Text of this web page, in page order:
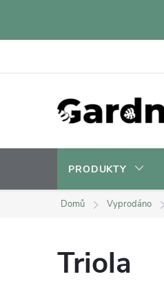
PRODUKTY
Domů Vyprodáno
Triola